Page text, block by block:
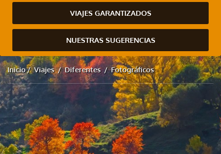
VIAJES GARANTIZADOS
NUESTRAS SUGERENCIAS
Inicio Viajes Diferentes Fotográficos